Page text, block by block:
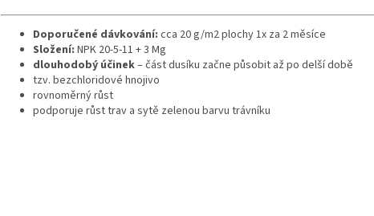
Doporučené dávkování: cca 20 g/m2 plochy 1x za 2 měsíce
Složení: NPK 20-5-11 + 3 Mg
dlouhodobý účinek– část dusíku začne působit až po delší době
tzv. bezchloridové hnojivo
rovnoměrný růst
podporuje růst trav a sytě zelenou barvu trávníku